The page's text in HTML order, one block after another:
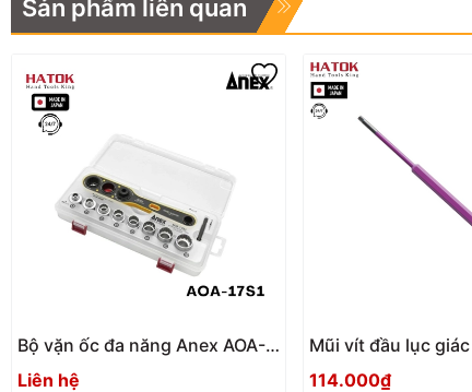
Sản phẩm liên quan
Bộ vặn ốc đa năng Anex AOA-
17S1 Nhật Bản
Liên hệ
Mũi vít đầu lục
ACHX-3015 Anex
114.000₫